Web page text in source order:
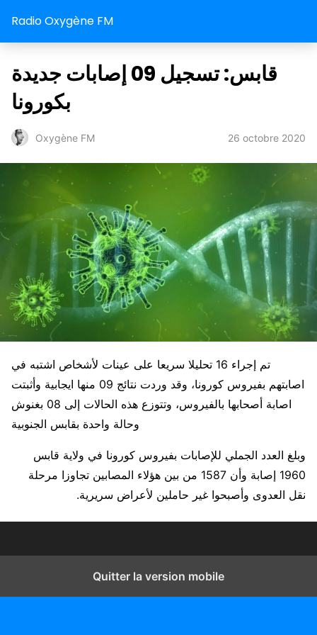
Radio Oxygène FM
قابس: تسجيل 09 إصابات جديدة
بكورونا
Oxygène FM 26 octobre 2020
تم إجراء 16 تحليلا سريعا على عينات لأشخاص اشتبه في
اصابتهم بفيروس كورونا، وقد وردت نتائج 09 منها ايجابية وأثبتت
اصابة أصحابها بالفيروس، وتتوزع هذه الحالات إلى 08 بغنوش
وحالة واحدة بقابس الجنوبية
وبلغ العدد الجملي للإصابات بفيروس كورونا في ولاية قابس
1960 إصابة وأن 1587 من بين هؤلاء المصابين تجاوزا مرحلة
نقل العدوى وأصبحوا غير حاملين لأعراض سريرية.
Quitter la version mobile